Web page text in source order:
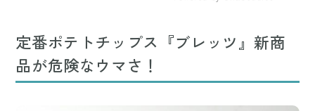
定番ポテトチップス『ブレッツ』新商
品が危険なウマさ！